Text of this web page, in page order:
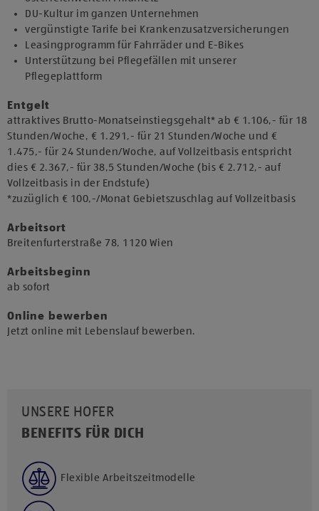
DU-Kultur im ganzen Unternehmen
vergünstigte Tarife bei Krankenzusatzversicherungen
Leasingprogramm für Fahrräder und E-Bikes
Unterstützung bei Pflegefällen mit unserer
Pflegeplattform
Entgelt
attraktives Brutto-Monatseinstiegsgehalt* ab € 1.106,- für 18
Stunden/Woche, € 1.291,- für 21 Stunden/Woche und €
1.475,- für 24 Stunden/Woche, auf Vollzeitbasis entspricht
dies € 2.367,- für 38,5 Stunden/Woche (bis € 2.712,- auf
Vollzeitbasis in der Endstufe)
*zuzüglich € 100,-/Monat Gebietszuschlag auf Vollzeitbasis
Arbeitsort
​Breitenfurterstraße 78, 1120 Wien​
Arbeitsbeginn
​ab sofort​
Online bewerben
Jetzt online mit Lebenslauf bewerben.
UNSERE HOFER
BENEFITS FÜR DICH
Flexible Arbeitszeitmodelle